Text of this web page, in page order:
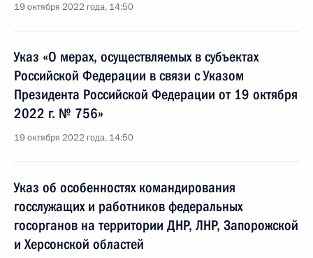
19 октября 2022 года, 14:50
Указ «О мерах, осуществляемых в субъектах
Российской Федерации в связи с Указом
Президента Российской Федерации от 19 октября
2022 г. № 756»
19 октября 2022 года, 14:50
Указ об особенностях командирования
госслужащих и работников федеральных
госорганов на территории ДНР, ЛНР, Запорожской
и Херсонской областей